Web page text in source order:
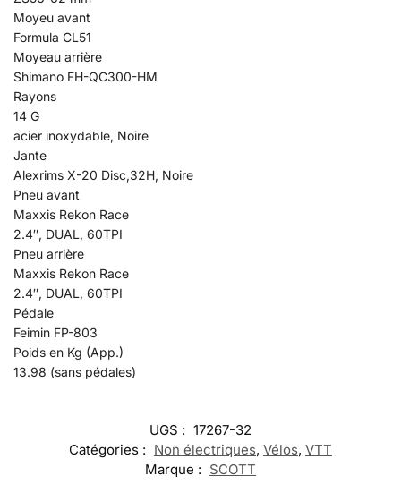
Moyeu avant
Formula CL51
Moyeau arrière
Shimano FH-QC300-HM
Rayons
14 G
acier inoxydable, Noire
Jante
Alexrims X-20 Disc,32H, Noire
Pneu avant
Maxxis Rekon Race
2.4″, DUAL, 60TPI
Pneu arrière
Maxxis Rekon Race
2.4″, DUAL, 60TPI
Pédale
Feimin FP-803
Poids en Kg (App.)
13.98 (sans pédales)
UGS : 17267-32
Catégories : Non électriques, Vélos, VTT
Marque : SCOTT